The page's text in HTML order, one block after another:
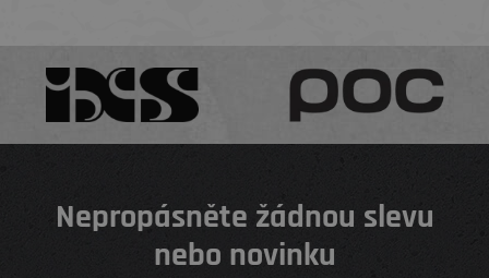
Nepropásněte žádnou slevu
nebo novinku